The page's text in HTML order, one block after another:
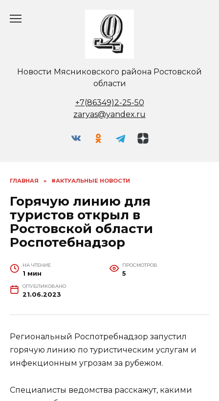
Новости Мясниковского района Ростовской
области
+7(86349)2-25-50
zaryas@yandex.ru
ГЛАВНАЯ » #АКТУАЛЬНЫЕ НОВОСТИ
Горячую линию для
туристов открыл в
Ростовской области
Роспотебнадзор
НА ЧТЕНИЕ
1 мин
ПРОСМОТРОВ
5
ОПУБЛИКОВАНО
21.06.2023
Региональный Роспотребнадзор запустил
горячую линию по туристическим услугам и
инфекционным угрозам за рубежом.
Специалисты ведомства расскажут, какими